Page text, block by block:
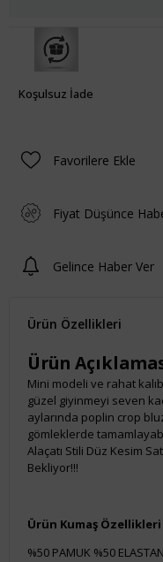
Koşulsuz İade
Favorilere Ekle
Fiyat Düşünce
Gelince Haber Ver
Ürün Özellikleri
Ürün
Mini modeli ve rahat
güzel giyinmeyi seven
aylarında poplin crop
gömleklerde
Alaçatı Stili Düz Kesim
Bekliyor!!!
Ürün Kumaş Özellikleri
%50 PAMUK %50 ELASTAN